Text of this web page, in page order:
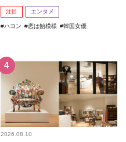
注目 エンタメ
ハヨン 恋は飴模様 韓国女優
2026.08.10